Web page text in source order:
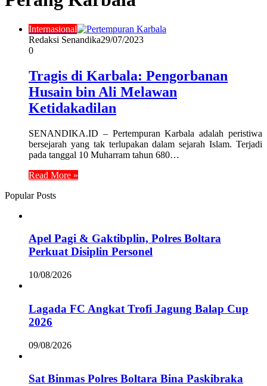
Internasional
Redaksi Senandika29/07/2023
0
Tragis di Karbala: Pengorbanan
Husain bin Ali Melawan
Ketidakadilan
SENANDIKA.ID – Pertempuran Karbala adalah peristiwa
bersejarah yang tak terlupakan dalam sejarah Islam. Terjadi
pada tanggal 10 Muharram tahun 680…
Read More »
Popular Posts
Apel Pagi & Gaktibplin, Polres Boltara
Perkuat Disiplin Personel
10/08/2026
Lagada FC Angkat Trofi Jagung Balap Cup
2026
09/08/2026
Sat Binmas Polres Boltara Bina Paskibraka